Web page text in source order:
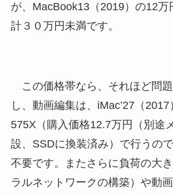
が、MacBook13（2019）の12万
計３０万円未満です。
この価格帯なら、それほど問
し、動画編集は、iMac’27（
575X（購入価格12.7万円（別途
設、SSDに換装済み）で行うの
不要です。またさらに負荷の大
ラルネットワークの構築）や動